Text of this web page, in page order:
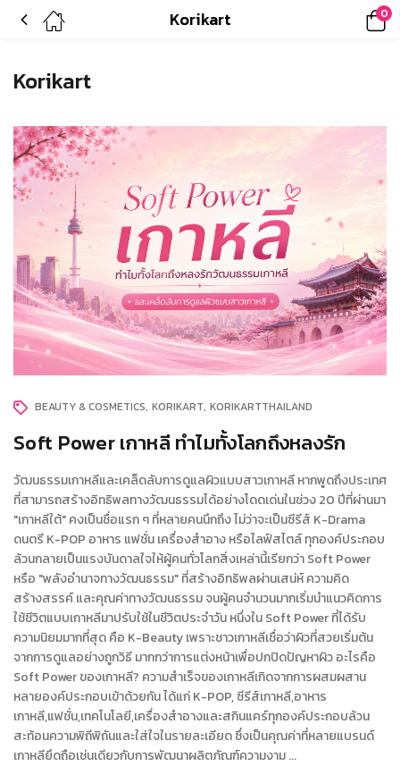
Korikart 0
Korikart
BEAUTY & COSMETICS KORIKART KORIKARTTHAILAND
Soft Power เกาหลี ทำไมทั้งโลกถึงหลงรัก
วัฒนธรรมเกาหลีและเคล็ดลับการดูแลผิวแบบสาวเกาหลี หากพูดถึงประเทศ
ที่สามารถสร้างอิทธิพลทางวัฒนธรรมได้อย่างโดดเด่นในช่วง 20 ปีที่ผ่านมา
"เกาหลีใต้" คงเป็นชื่อแรก ๆ ที่หลายคนนึกถึง ไม่ว่าจะเป็นซีรีส์ K-Drama
ดนตรี K-POP อาหาร แฟชั่น เครื่องสำอาง หรือไลฟ์สไตล์ ทุกองค์ประกอบ
ล้วนกลายเป็นแรงบันดาลใจให้ผู้คนทั่วโลกสิ่งเหล่านี้เรียกว่า Soft Power
หรือ "พลังอำนาจทางวัฒนธรรม" ที่สร้างอิทธิพลผ่านเสน่ห์ ความคิด
สร้างสรรค์ และคุณค่าทางวัฒนธรรม จนผู้คนจำนวนมากเริ่มนำแนวคิดการ
ใช้ชีวิตแบบเกาหลีมาปรับใช้ในชีวิตประจำวัน หนึ่งใน Soft Power ที่ได้รับ
ความนิยมมากที่สุด คือ K-Beauty เพราะชาวเกาหลีเชื่อว่าผิวที่สวยเริ่มต้น
จากการดูแลอย่างถูกวิธี มากกว่าการแต่งหน้าเพื่อปกปิดปัญหาผิว อะไรคือ
Soft Power ของเกาหลี? ความสำเร็จของเกาหลีเกิดจากการผสมผสาน
หลายองค์ประกอบเข้าด้วยกัน ได้แก่ K-POP, ซีรีส์เกาหลี,อาหาร
เกาหลี,แฟชั่น,เทคโนโลยี,เครื่องสำอางและสกินแคร์ทุกองค์ประกอบล้วน
สะท้อนความพิถีพิถันและใส่ใจในรายละเอียด ซึ่งเป็นคุณค่าที่หลายแบรนด์
เกาหลียึดถือเช่นเดียวกับการพัฒนาผลิตภัณฑ์ความงาม ...